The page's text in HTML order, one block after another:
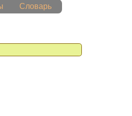
Словарь